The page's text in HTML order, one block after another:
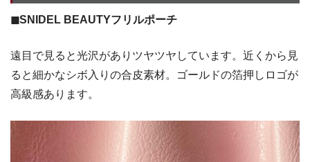
◼︎SNIDEL BEAUTYフリルポーチ
遠目で見ると光沢がありツヤツヤしています。近くから見
ると細かなシボ入りの合皮素材。ゴールドの箔押しロゴが
高級感あります。